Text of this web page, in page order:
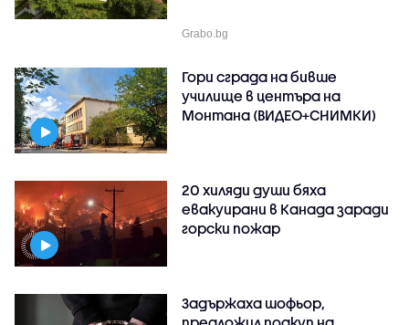
Grabo.bg
Гори сграда на бивше
училище в центъра на
Монтана (ВИДЕО+СНИМКИ)
20 хиляди души бяха
евакуирани в Канада заради
горски пожар
Задържаха шофьор,